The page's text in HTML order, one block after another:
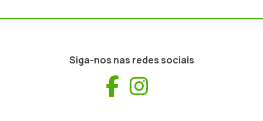
Siga-nos nas redes sociais
Facebook